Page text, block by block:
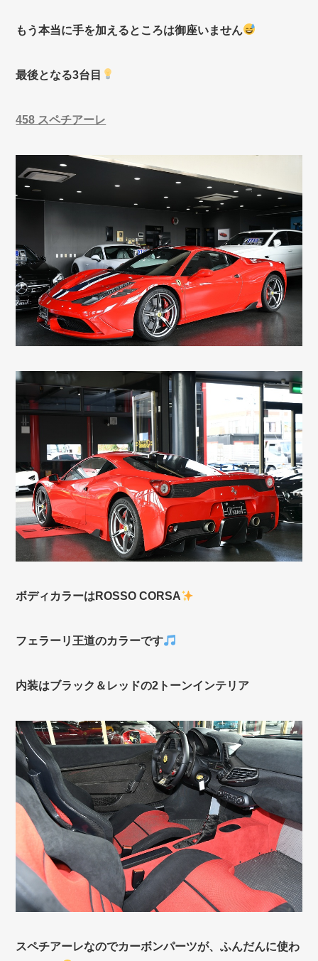
もう本当に手を加えるところは御座いません
最後となる3台目
458 スペチアーレ
ボディカラーはROSSO CORSA
フェラーリ王道のカラーです
内装はブラック＆レッドの2トーンインテリア
スペチアーレなのでカーボンパーツが、ふんだんに使わ